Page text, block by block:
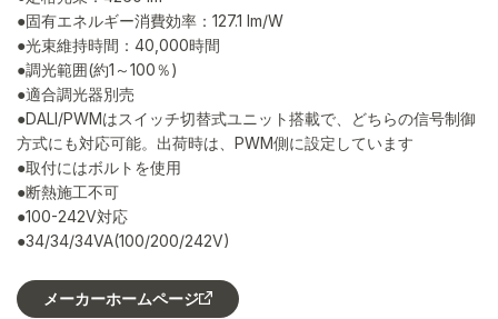
●固有エネルギー消費効率：127.1 lm/W
●光束維持時間：40,000時間
●調光範囲(約1～100％)
●適合調光器別売
●DALI/PWMはスイッチ切替式ユニット搭載で、どちらの信号制御
方式にも対応可能。出荷時は、PWM側に設定しています
●取付にはボルトを使用
●断熱施工不可
●100-242V対応
●34/34/34VA(100/200/242V)
メーカーホームページ